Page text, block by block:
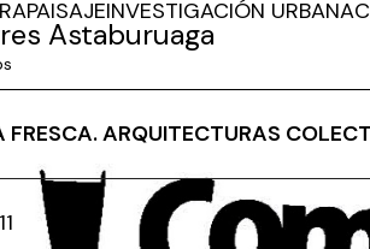
Astaburuaga
PAISAJEINVESTIGACIÓN URBANA
FRESCA. ARQUITECTURAS